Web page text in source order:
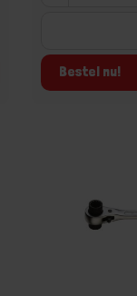
Bestel nu!